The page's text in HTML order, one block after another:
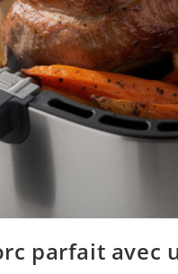
parfait avec